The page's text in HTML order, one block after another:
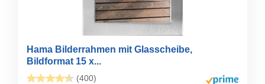
Hama Bilderrahmen mit Glasscheibe,
Bildformat 15 x...
(400)